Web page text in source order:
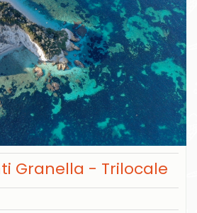
Granella - Trilocale